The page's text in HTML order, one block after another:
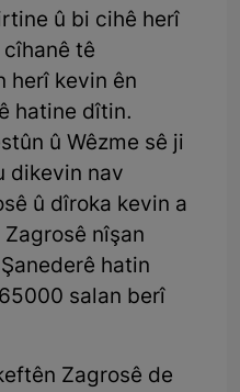
û bi cihê herî
tê
herî kevin ên
hatine dîtin.
û Wêzme sê ji
dikevin nav
û dîroka kevin a
nîşan
hatin
salan berî
Zagrosê de